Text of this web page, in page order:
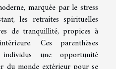
marquée par le stress
les retraites spirituelles
de tranquillité, propices à
Ces parenthèses
une opportunité